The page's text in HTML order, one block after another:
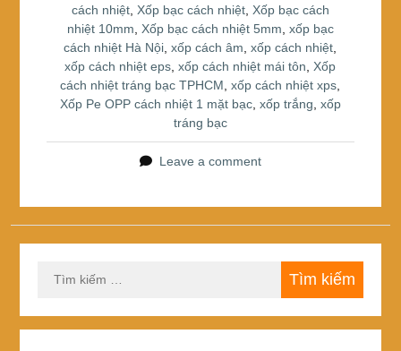
cách nhiệt, Xốp bạc cách nhiệt, Xốp bạc cách
nhiệt 10mm, Xốp bạc cách nhiệt 5mm, xốp bạc
cách nhiệt Hà Nội,xốp cách âm,xốp cách nhiệt,
xốp cách nhiệt eps,xốp cách nhiệt mái tôn,Xốp
cách nhiệt tráng bạc TPHCM,xốp cách nhiệt xps,
Xốp Pe OPP cách nhiệt 1 mặt bạc, xốp trắng, xốp
tráng bạc
Leave a comment
kiếm